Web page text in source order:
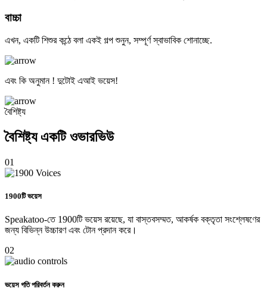
বাচ্চা
এখন, একটি শিশুর কন্ঠে বলা একই গল্প শুনুন, সম্পূর্ণ স্বাভাবিক শোনাচ্ছে.
এবং কি অনুমান ! দুটোই এআই ভয়েস!
বৈশিষ্ট্য
বৈশিষ্ট্য একটি ওভারভিউ
01
1900টি ভয়েস
Speakatoo-তে 1900টি ভয়েস রয়েছে, যা বাস্তবসম্মত, আকর্ষক বক্তৃতা সংশ্লেষণের
জন্য বিভিন্ন উচ্চারণ এবং টোন প্রদান করে।
02
ভয়েস গতি পরিবর্তন করুন